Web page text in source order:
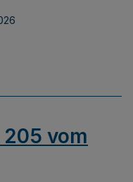
205 vom